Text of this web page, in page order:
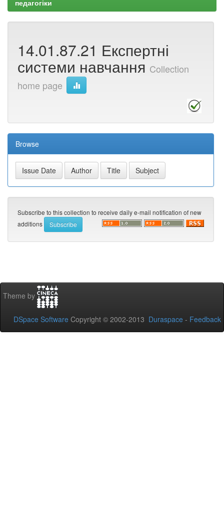
педагогіки
14.01.87.21 Експертні
системи навчання Collection
home page
Browse
Subscribe to this collection to receive daily e-mail notification of new
additions
Theme by
DSpace Software Copyright © 2002-2013 Duraspace - Feedback